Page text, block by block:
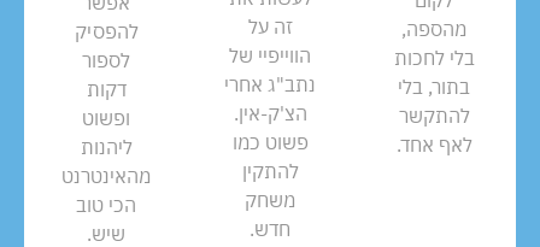
מהספה,
בלי לחכות
בתור, בלי
להתקשר
לאף אחד.
זה על
הווייפיי של
נתב"ג אחרי
הצ'ק-אין.
פשוט כמו
להתקין
משחק
חדש.
להפסיק
לספור
דקות
ופשוט
ליהנות
מהאינטרנט
הכי טוב
שיש.